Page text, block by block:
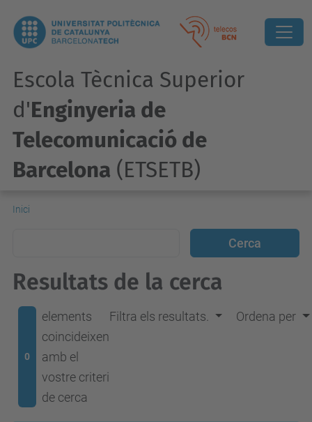
Escola Tècnica Superior
d'Enginyeria de
Telecomunicació de
Barcelona (ETSETB)
Inici
Resultats de la cerca
0
elements
coincideixen
amb el
vostre criteri
de cerca
Filtra els resultats. Ordena per